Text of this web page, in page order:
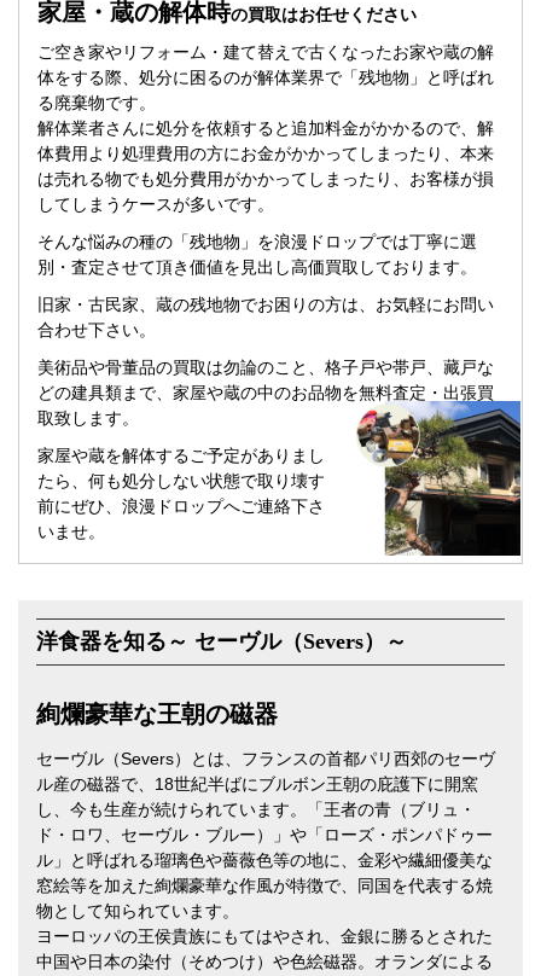
家屋・蔵の解体時の買取はお任せください
ご空き家やリフォーム・建て替えで古くなったお家や蔵の解
体をする際、処分に困るのが解体業界で「残地物」と呼ばれ
る廃棄物です。
解体業者さんに処分を依頼すると追加料金がかかるので、解
体費用より処理費用の方にお金がかかってしまったり、本来
は売れる物でも処分費用がかかってしまったり、お客様が損
してしまうケースが多いです。
そんな悩みの種の「残地物」を浪漫ドロップでは丁寧に選
別・査定させて頂き価値を見出し高価買取しております。
旧家・古民家、蔵の残地物でお困りの方は、お気軽にお問い
合わせ下さい。
美術品や骨董品の買取は勿論のこと、格子戸や帯戸、藏戸な
どの建具類まで、家屋や蔵の中のお品物を無料査定・出張買
取致します。
家屋や蔵を解体するご予定がありまし
たら、何も処分しない状態で取り壊す
前にぜひ、浪漫ドロップへご連絡下さ
いませ。
洋食器を知る～ セーヴル（Severs）～
絢爛豪華な王朝の磁器
セーヴル（Severs）とは、フランスの首都パリ西郊のセーヴ
ル産の磁器で、18世紀半ばにブルボン王朝の庇護下に開窯
し、今も生産が続けられています。「王者の青（ブリュ・
ド・ロワ、セーヴル・ブルー）」や「ローズ・ポンパドゥー
ル」と呼ばれる瑠璃色や薔薇色等の地に、金彩や繊細優美な
窓絵等を加えた絢爛豪華な作風が特徴で、同国を代表する焼
物として知られています。
ヨーロッパの王侯貴族にもてはやされ、金銀に勝るとされた
中国や日本の染付（そめつけ）や色絵磁器。オランダによる